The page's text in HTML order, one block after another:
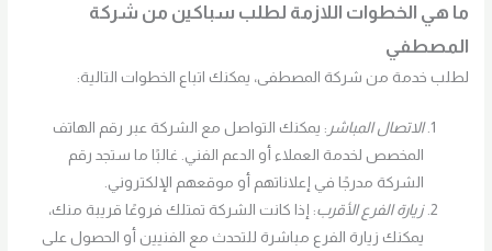
ما هي الخطوات اللازمة لطلب سباكين من شركة
المصطفي
لطلب خدمة من شركة المصطفى، يمكنك اتباع الخطوات التالية:
الاتصال المباشر : يمكنك التواصل مع الشركة عبر رقم الهاتف
المخصص لخدمة العملاء أو الدعم الفني. غالبًا ما ستجد رقم
الشركة مدرجًا في إعلاناتهم أو موقعهم الإلكتروني.
زيارة الفرع الأقرب: إذا كانت الشركة تمتلك فروعًا قريبة منك،
يمكنك زيارة الفرع مباشرة للتحدث مع الفنيين أو الحصول على